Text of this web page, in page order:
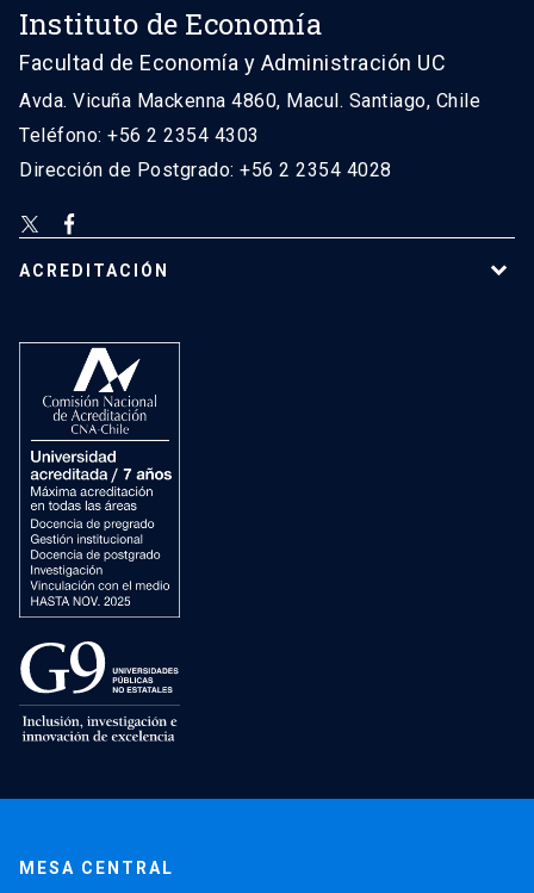
Instituto de Economía
Facultad de Economía y Administración UC
Avda. Vicuña Mackenna 4860, Macul. Santiago, Chile
Teléfono: +56 2 2354 4303
Dirección de Postgrado: +56 2 2354 4028
ACREDITACIÓN
MESA CENTRAL